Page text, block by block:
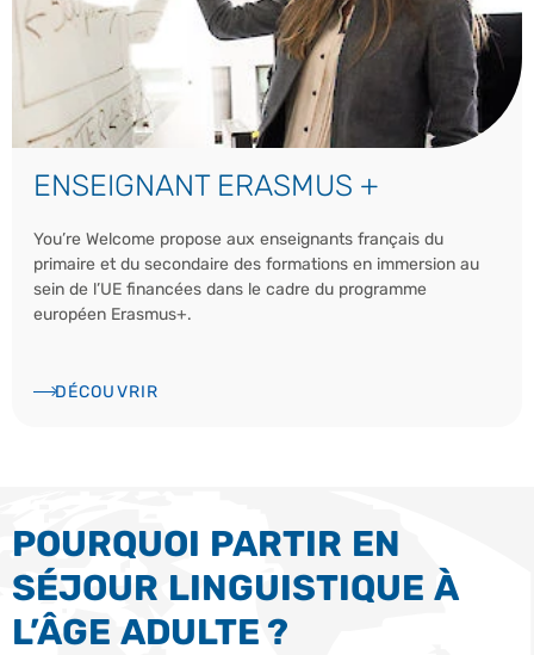
ENSEIGNANT ERASMUS +
You’re Welcome propose aux enseignants français du
primaire et du secondaire des formations en immersion au
sein de l’UE financées dans le cadre du programme
européen Erasmus+.
DÉCOUVRIR
POURQUOI PARTIR EN
SÉJOUR LINGUISTIQUE À
L’ÂGE ADULTE ?